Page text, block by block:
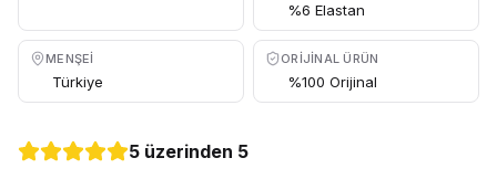
%6 Elastan
MENŞEI
Türkiye
ORIJINAL ÜRÜN
%100 Orijinal
5 üzerinden 5